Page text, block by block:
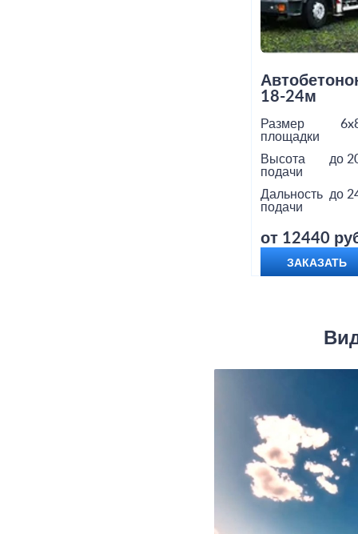
18-24м
Размер
площадки
Высота
подачи
до
Дальность
подачи
до
от 12440
ЗАКАЗАТЬ